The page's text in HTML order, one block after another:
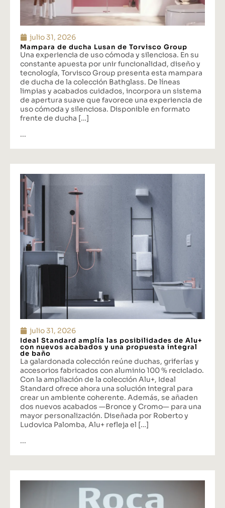
julio 31, 2026
Mampara de ducha Lusan de Torvisco Group
Una experiencia de uso cómoda y silenciosa. En su
constante apuesta por unir funcionalidad, diseño y
tecnología, Torvisco Group presenta esta mampara
de ducha de la colección Bathglass. De líneas
limpias y acabados cuidados, incorpora un sistema
de apertura suave que favorece una experiencia de
uso cómoda y silenciosa. Disponible en formato
frente de ducha […]
...
julio 31, 2026
Ideal Standard amplía las posibilidades de Alu+
con nuevos acabados y una propuesta integral
de baño
La galardonada colección reúne duchas, griferías y
accesorios fabricados con aluminio 100 % reciclado.
Con la ampliación de la colección Alu+, Ideal
Standard ofrece ahora una solución integral para
crear un ambiente coherente. Además, se añaden
dos nuevos acabados —Bronce y Cromo— para una
mayor personalización. Diseñada por Roberto y
Ludovica Palomba, Alu+ refleja el […]
...